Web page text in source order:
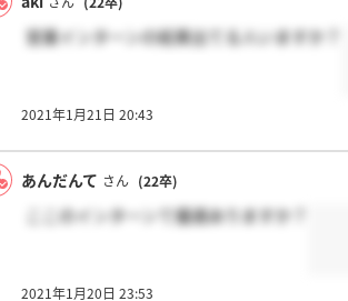
営業インターンの結果出てる人いますか？
2021年1月21日 20:43
あんだんて さん (22卒)
ここのインターンて優遇ありますか？
2021年1月20日 23:53